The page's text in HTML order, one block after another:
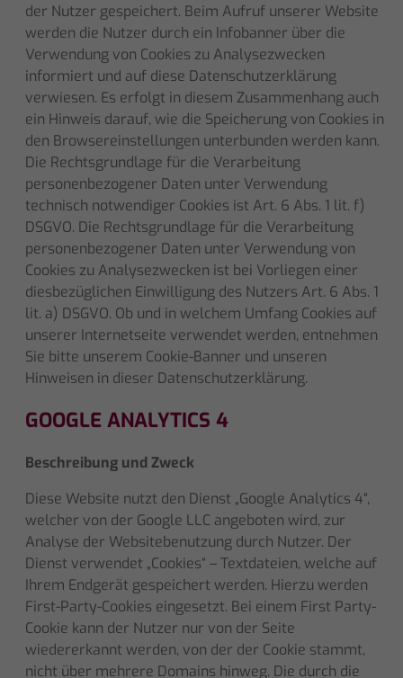
der Nutzer gespeichert. Beim Aufruf unserer Website
werden die Nutzer durch ein Infobanner über die
Verwendung von Cookies zu Analysezwecken
informiert und auf diese Datenschutzerklärung
verwiesen. Es erfolgt in diesem Zusammenhang auch
ein Hinweis darauf, wie die Speicherung von Cookies in
den Browsereinstellungen unterbunden werden kann.
Die Rechtsgrundlage für die Verarbeitung
personenbezogener Daten unter Verwendung
technisch notwendiger Cookies ist Art. 6 Abs. 1 lit. f)
DSGVO. Die Rechtsgrundlage für die Verarbeitung
personenbezogener Daten unter Verwendung von
Cookies zu Analysezwecken ist bei Vorliegen einer
diesbezüglichen Einwilligung des Nutzers Art. 6 Abs. 1
lit. a) DSGVO. Ob und in welchem Umfang Cookies auf
unserer Internetseite verwendet werden, entnehmen
Sie bitte unserem Cookie-Banner und unseren
Hinweisen in dieser Datenschutzerklärung.
GOOGLE ANALYTICS 4
Beschreibung und Zweck
Diese Website nutzt den Dienst „Google Analytics 4“,
welcher von der Google LLC angeboten wird, zur
Analyse der Websitebenutzung durch Nutzer. Der
Dienst verwendet „Cookies“ – Textdateien, welche auf
Ihrem Endgerät gespeichert werden. Hierzu werden
First-Party-Cookies eingesetzt. Bei einem First Party-
Cookie kann der Nutzer nur von der Seite
wiedererkannt werden, von der der Cookie stammt,
nicht über mehrere Domains hinweg. Die durch die